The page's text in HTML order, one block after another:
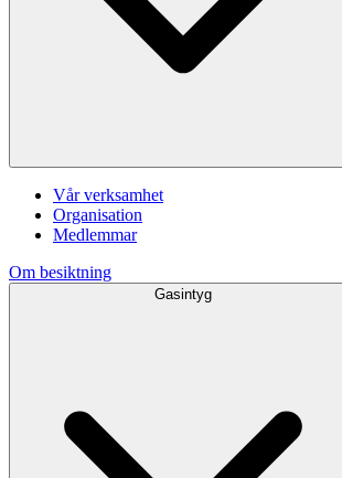
Vår verksamhet
Organisation
Medlemmar
Om besiktning
Gasintyg